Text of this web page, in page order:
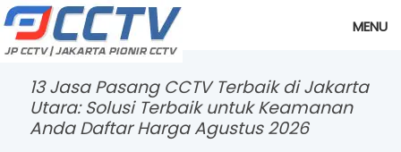
MENU
13 Jasa Pasang CCTV Terbaik di Jakarta
Utara: Solusi Terbaik untuk Keamanan
Anda Daftar Harga Agustus 2026